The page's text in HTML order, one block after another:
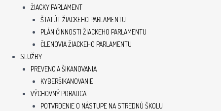
ŽIACKY PARLAMENT
ŠTATÚT ŽIACKEHO PARLAMENTU
PLÁN ČINNOSTI ŽIACKEHO PARLAMENTU
ČLENOVIA ŽIACKEHO PARLAMENTU
SLUŽBY
PREVENCIA ŠIKANOVANIA
KYBERŠIKANOVANIE
VÝCHOVNÝ PORADCA
POTVRDENIE O NÁSTUPE NA STREDNÚ ŠKOLU